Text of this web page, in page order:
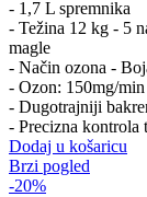
- 1,7 L spremnika
- Težina 12 kg - 5
magle
- Način ozona -
- Ozon: 150mg/min
- Dugotrajniji
- Precizna kontrola
Dodaj u košaricu
Brzi pogled
-20%